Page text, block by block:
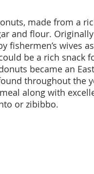
made from a
and flour.
fishermen’s wives
be a rich snack
became an
throughout the
along with
or zibibbo.